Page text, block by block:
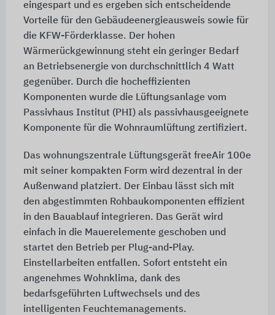
eingespart und es ergeben sich entscheidende
Vorteile für den Gebäudeenergieausweis sowie für
die KFW-Förderklasse. Der hohen
Wärmerückgewinnung steht ein geringer Bedarf
an Betriebsenergie von durchschnittlich 4 Watt
gegenüber. Durch die hocheffizienten
Komponenten wurde die Lüftungsanlage vom
Passivhaus Institut (PHI) als passivhausgeeignete
Komponente für die Wohnraumlüftung zertifiziert.
Das wohnungszentrale Lüftungsgerät freeAir 100e
mit seiner kompakten Form wird dezentral in der
Außenwand platziert. Der Einbau lässt sich mit
den abgestimmten Rohbaukomponenten effizient
in den Bauablauf integrieren. Das Gerät wird
einfach in die Mauerelemente geschoben und
startet den Betrieb per Plug-and-Play.
Einstellarbeiten entfallen. Sofort entsteht ein
angenehmes Wohnklima, dank des
bedarfsgeführten Luftwechsels und des
intelligenten Feuchtemanagements.